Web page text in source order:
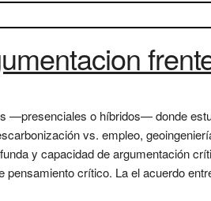
—presenciales o híbridos— donde
vs. empleo,
y capacidad de argumentación
crítico. La el acuerdo